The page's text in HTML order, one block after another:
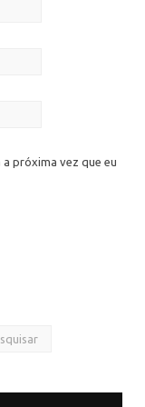
próxima vez que eu